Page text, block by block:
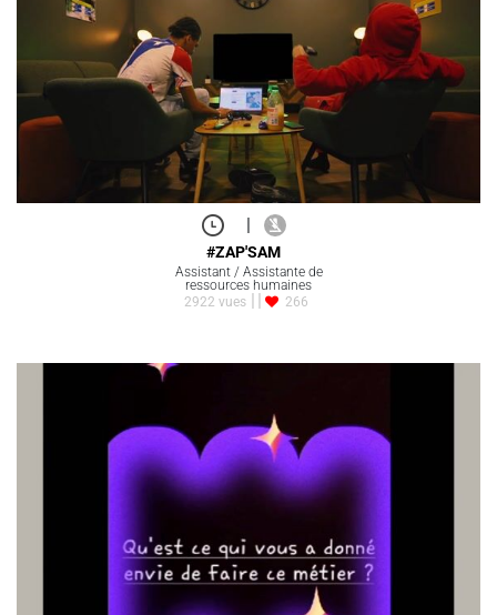
|
#ZAP'SAM
Assistant / Assistante de
ressources humaines
2922 vues
266